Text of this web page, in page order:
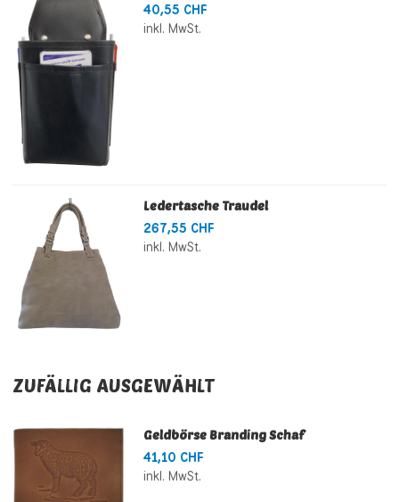
40,55 CHF
inkl. MwSt.
Ledertasche Traudel
267,55 CHF
inkl. MwSt.
ZUFÄLLIG AUSGEWÄHLT
Geldbörse Branding Schaf
41,10 CHF
inkl. MwSt.